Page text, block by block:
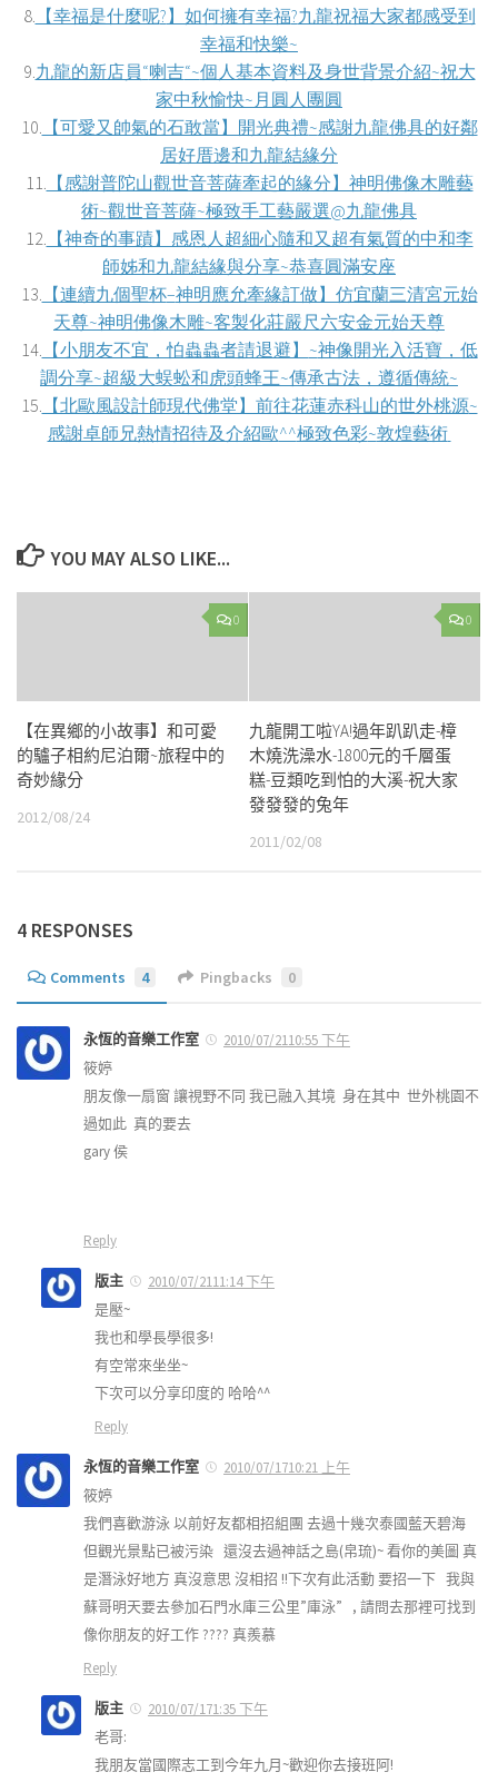
8.
【幸福是什麼呢?】如何擁有幸福?九龍祝福大家都感受到
幸福和快樂~
9. 九龍的新店員“喇吉“~個人基本資料及身世背景介紹~祝大
家中秋愉快~ 月圓人團圓
10.
【可愛又帥氣的石敢當】開光典禮~感謝九龍佛具的好鄰
居好厝邊和九龍結緣分
11.
【感謝普陀山觀世音菩薩牽起的緣分】神明佛像木雕藝
術~觀世音菩薩~極致手工藝嚴選@九龍佛具
12.
【神奇的事蹟】感恩人超細心隨和又超有氣質的中和李
師姊和九龍結緣與分享~恭喜圓滿安座
13.
【連續九個聖杯–神明應允牽緣訂做】仿宜蘭三清宮元始
天尊~神明佛像木雕~客製化莊嚴尺六安金元始天尊
14.
【小朋友不宜，怕蟲蟲者請退避】 ~神像開光入活寶，低
調分享~超級大蜈蚣和虎頭蜂王~傳承古法，遵循傳統~
15.
【北歐風設計師現代佛堂】前往花蓮赤科山的世外桃源~
感謝卓師兄熱情招待及介紹歐^^極致色彩~敦煌藝術
YOU MAY ALSO LIKE...
0
【在異鄉的小故事】和可愛
的驢子相約尼泊爾~旅程中的
奇妙緣分
2012/08/24
0
九龍開工啦YA!過年趴趴走-樟
木燒洗澡水-1800元的千層蛋
糕-豆類吃到怕的大溪-祝大家
發發發的兔年
2011/02/08
4 RESPONSES
Comments 4 Pingbacks 0
永恆的音樂工作室
2010/07/2110:55 下午
筱婷
朋友像一扇窗 讓視野不同 我已融入其境 身在其中 世外桃園不
過如此 真的要去
gary 侯
Reply
版主
2010/07/2111:14 下午
是壓~
我也和學長學很多!
有空常來坐坐~
下次可以分享印度的 哈哈^^
Reply
永恆的音樂工作室
2010/07/1710:21 上午
筱婷
我們喜歡游泳 以前好友都相招組團 去過十幾次泰國藍天碧海
但觀光景點已被污染 還沒去過神話之島(帛琉)~ 看你的美圖 真
是潛泳好地方 真沒意思 沒相招 !!下次有此活動 要招一下 我與
蘇哥明天要去參加石門水庫三公里”庫泳” , 請問去那裡可找到
像你朋友的好工作 ???? 真羨慕
Reply
版主
2010/07/171:35 下午
老哥:
我朋友當國際志工到今年九月~歡迎你去接班阿!